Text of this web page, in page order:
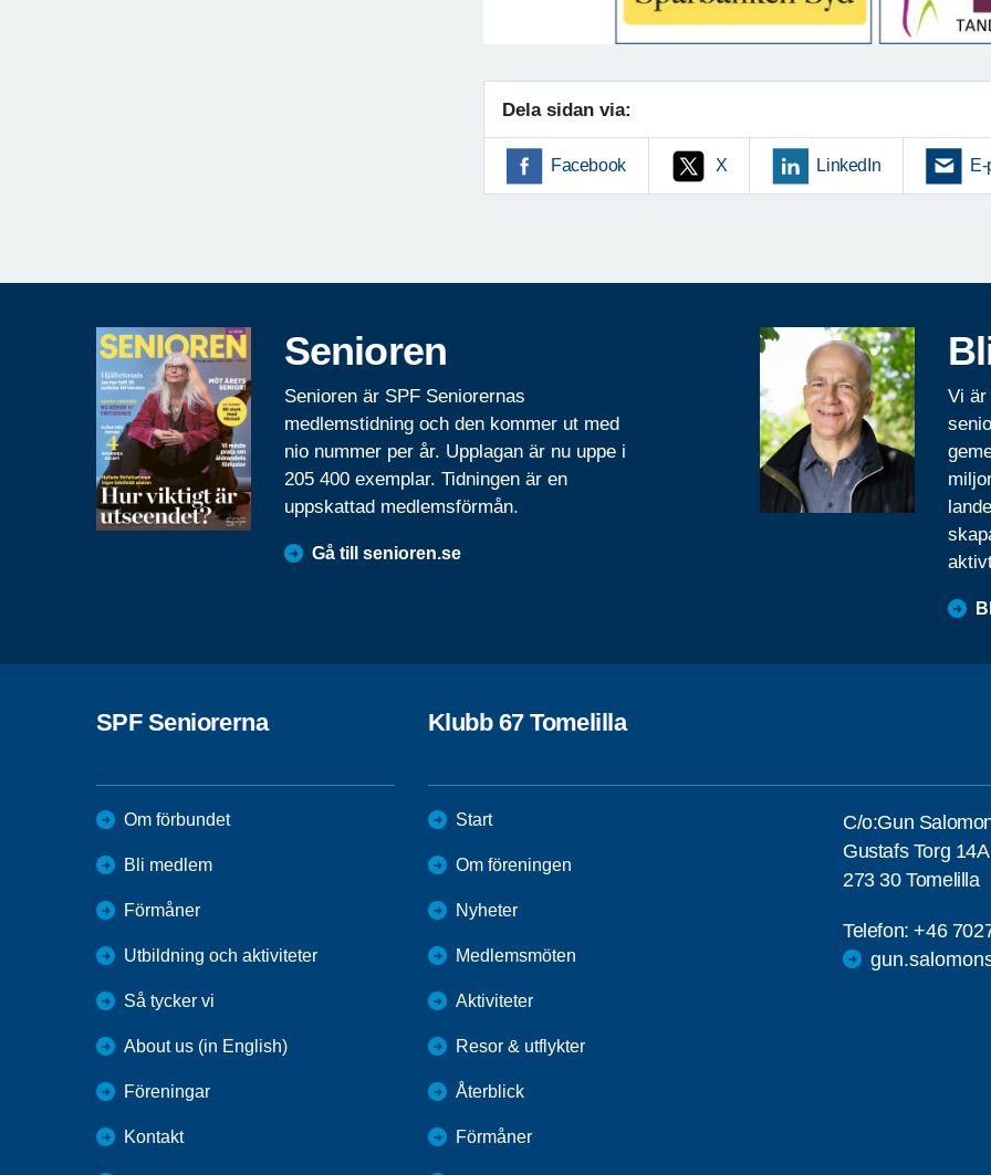
Dela sidan via:
Facebook X LinkedIn
Senioren
Senioren är SPF Seniorernas
medlemstidning och den kommer ut med
nio nummer per år. Upplagan är nu uppe i
205 400 exemplar. Tidningen är en
uppskattad medlemsförmån.
Gå till senioren.se
Vi är
SPF Seniorerna
Om förbundet
Bli medlem
Förmåner
Utbildning och aktiviteter
Så tycker vi
About us (in English)
Föreningar
Kontakt
Klubb 67 Tomelilla
Start
Om föreningen
Nyheter
Medlemsmöten
Aktiviteter
Resor & utflykter
Återblick
Förmåner
C/o:Gun
Gustafs Torg
273 30 Tomelilla
Telefon:+46